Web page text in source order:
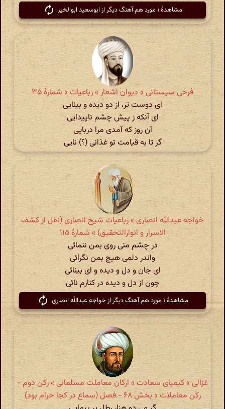
مشاهدهٔ ۱ مورد هم آهنگ دیگر از ابوسعید ابوالخیر
فرخی سیستانی » دیوان اشعار » رباعیات » شمارهٔ ۳۵
ای دوست تر، از دو دیده و بینایی
ای آنکه ز پیش چشم ناپیدایی
آن روز که آمدی مرا دربایی
گر تا به قیامت تو غذانی (؟) نایی
خواجه عبدالله انصاری » رباعیات شیخ انصاری (نقل از کشف
الاسرار و انوارالتحقیق) » شمارهٔ ۱۱۵
در چشم منی روی بمن ننمائی
واندر دلمی هیچ بمن نگرائی
ای جان و دل و دیده و ای بینائی
چون از دل و دیده در کنارم نائی
مشاهدهٔ ۱ مورد هم آهنگ دیگر از خواجه عبدالله انصاری
غزالی » کیمیای سعادت » ارکان معاملت مسلمانی » رکن دوم -
رکن معاملات » بخش ۶۸ - فصل (سماع در کجا حرام بود)